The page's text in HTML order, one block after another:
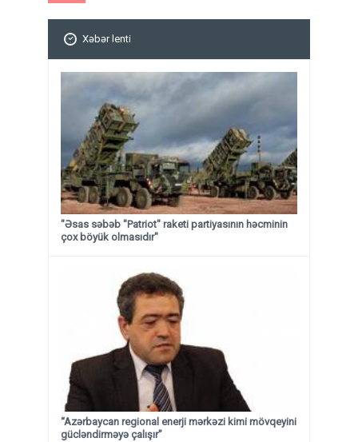
Xəbər lenti
"Əsas səbəb "Patriot" raketi partiyasının həcminin
çox böyük olmasıdır"
“Azərbaycan regional enerji mərkəzi kimi mövqeyini
gücləndirməyə çalışır”